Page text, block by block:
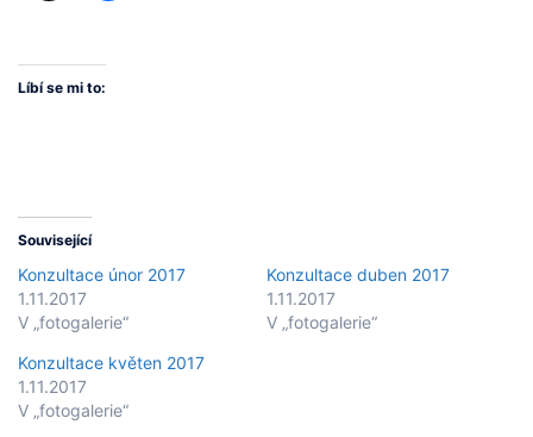
Líbí se mi to:
Související
Konzultace únor 2017
1.11.2017
V „fotogalerie“
Konzultace duben 2017
1.11.2017
V „fotogalerie“
Konzultace květen 2017
1.11.2017
V „fotogalerie“